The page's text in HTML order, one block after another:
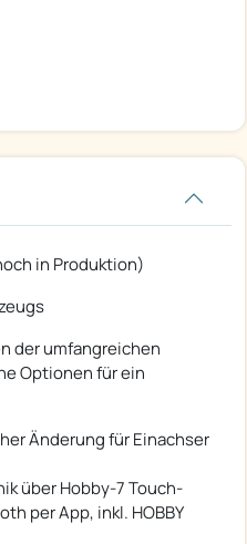
in Produktion)
der umfangreichen
Optionen für ein
Änderung für Einachser
über Hobby-7 Touch-
per App, inkl. HOBBY